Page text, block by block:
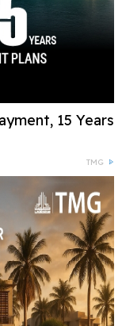
15 Years
TMG